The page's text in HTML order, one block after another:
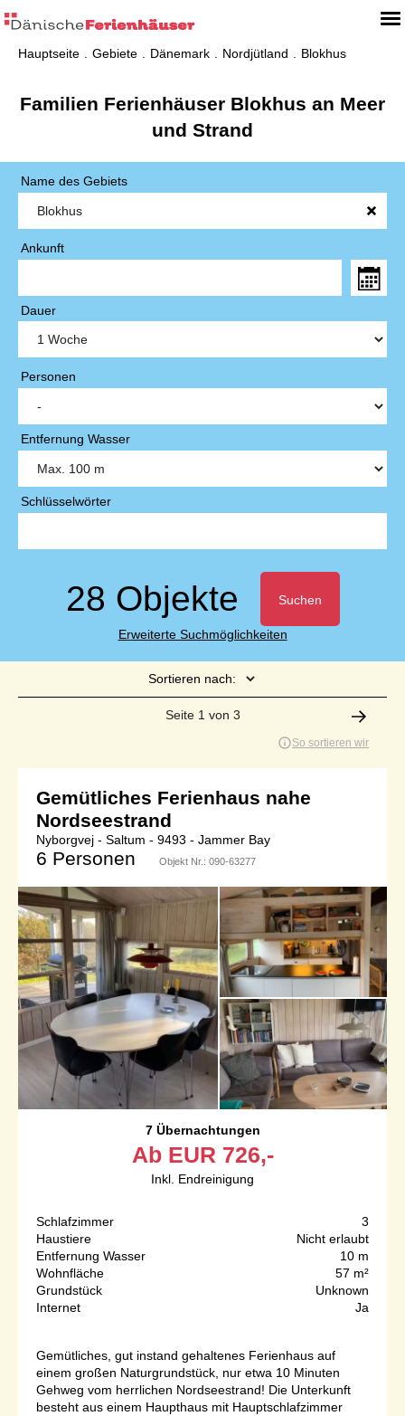
Hauptseite Gebiete Dänemark Nordjütland Blokhus
Familien Ferienhäuser Blokhus an Meer
und Strand
Name des Gebiets
Ankunft
Dauer
Personen
Entfernung Wasser
Schlüsselwörter
28 Objekte Suchen
Erweiterte Suchmöglichkeiten
Sortieren nach:
Seite 1 von 3
So sortieren wir
Gemütliches Ferienhaus nahe
Nordseestrand
Nyborgvej - Saltum - 9493 - Jammer Bay
6 Personen Objekt Nr.: 090-63277
7 Übernachtungen
Ab EUR 726,-
Inkl. Endreinigung
Schlafzimmer
3
Haustiere
Nicht erlaubt
Entfernung Wasser
10 m
Wohnfläche
57 m²
Grundstück
Unknown
Internet
Ja
Gemütliches, gut instand gehaltenes Ferienhaus auf
einem großen Naturgrundstück, nur etwa 10 Minuten
Gehweg vom herrlichen Nordseestrand! Die Unterkunft
besteht aus einem Haupthaus mit Hauptschlafzimmer